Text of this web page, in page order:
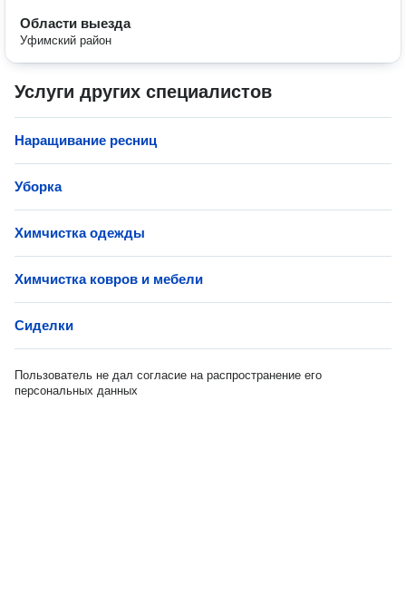
Области выезда
Уфимский район
Услуги других специалистов
Наращивание ресниц
Уборка
Химчистка одежды
Химчистка ковров и мебели
Сиделки
Пользователь не дал согласие на распространение его
персональных данных